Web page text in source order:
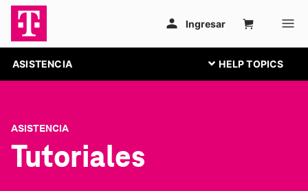
ASISTENCIA
ASISTENCIA
Tutoriales